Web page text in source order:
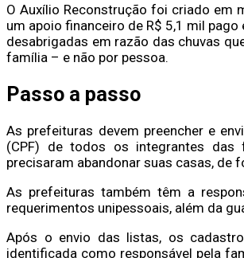
O Auxílio Reconstrução foi criado em
um apoio financeiro de R$ 5,1 mil
desabrigadas em razão das chuvas
família – e não por pessoa.
Passo a passo
As prefeituras devem preencher e
(CPF) de todos os integrantes das
precisaram abandonar suas casas, de
As prefeituras também têm a
requerimentos unipessoais, além da
Após o envio das listas, os
identificada como responsável pela